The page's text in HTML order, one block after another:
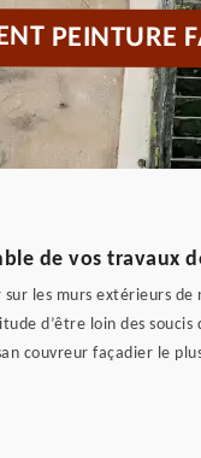
PEINTURE
de vos travaux
les murs extérieurs
d’être loin des
couvreur façadier le